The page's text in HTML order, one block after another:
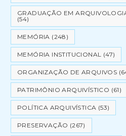
GRADUAÇÃO EM
(54)
MEMÓRIA (248)
MEMÓRIA INSTITUCIONAL (47)
ORGANIZAÇÃO DE ARQUIVOS
PATRIMÔNIO ARQUIVÍSTICO (61)
POLÍTICA ARQUIVÍSTICA (53)
PRESERVAÇÃO (267)